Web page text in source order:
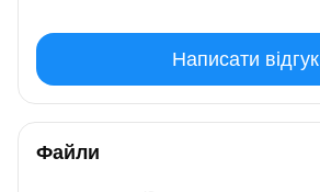
Написати відгук
Файли